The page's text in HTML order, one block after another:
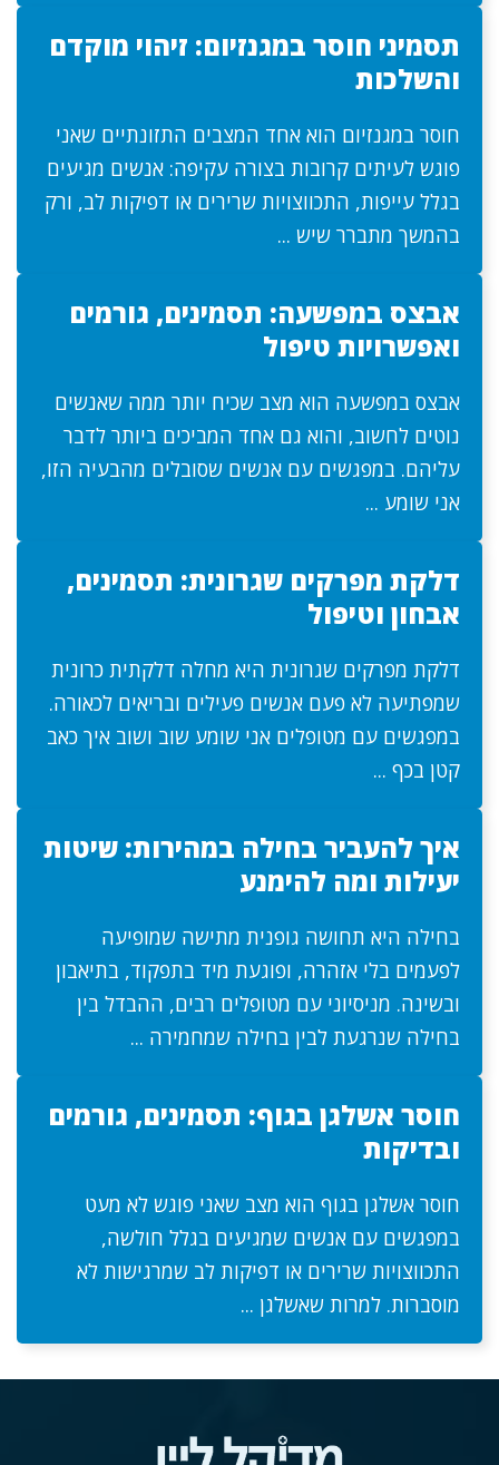
תסמיני חוסר במגנזיום: זיהוי מוקדם
והשלכות
חוסר במגנזיום הוא אחד המצבים התזונתיים שאני
פוגש לעיתים קרובות בצורה עקיפה: אנשים מגיעים
בגלל עייפות, התכווצויות שרירים או דפיקות לב, ורק
בהמשך מתברר שיש ...
אבצס במפשעה: תסמינים, גורמים
ואפשרויות טיפול
אבצס במפשעה הוא מצב שכיח יותר ממה שאנשים
נוטים לחשוב, והוא גם אחד המביכים ביותר לדבר
עליהם. במפגשים עם אנשים שסובלים מהבעיה הזו,
אני שומע ...
דלקת מפרקים שגרונית: תסמינים,
אבחון וטיפול
דלקת מפרקים שגרונית היא מחלה דלקתית כרונית
שמפתיעה לא פעם אנשים פעילים ובריאים לכאורה.
במפגשים עם מטופלים אני שומע שוב ושוב איך כאב
קטן בכף ...
איך להעביר בחילה במהירות: שיטות
יעילות ומה להימנע
בחילה היא תחושה גופנית מתישה שמופיעה
לפעמים בלי אזהרה, ופוגעת מיד בתפקוד, בתיאבון
ובשינה. מניסיוני עם מטופלים רבים, ההבדל בין
בחילה שנרגעת לבין בחילה שמחמירה ...
חוסר אשלגן בגוף: תסמינים, גורמים
ובדיקות
חוסר אשלגן בגוף הוא מצב שאני פוגש לא מעט
במפגשים עם אנשים שמגיעים בגלל חולשה,
התכווצויות שרירים או דפיקות לב שמרגישות לא
מוסברות. למרות שאשלגן ...